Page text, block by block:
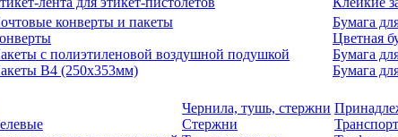
конверты и пакеты
с полиэтиленовой воздушной подушкой
В4 (250х353мм)
Бумага
Цветная
Бумага
Бумага
Чернила, тушь, стержни
Стержни